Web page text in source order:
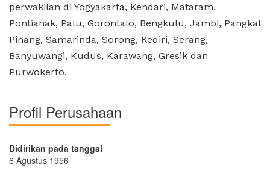
perwakilan di Yogyakarta, Kendari, Mataram,
Pontianak, Palu, Gorontalo, Bengkulu, Jambi, Pangkal
Pinang, Samarinda, Sorong, Kediri, Serang,
Banyuwangi, Kudus, Karawang, Gresik dan
Purwokerto.
Profil Perusahaan
Didirikan pada tanggal
6 Agustus 1956